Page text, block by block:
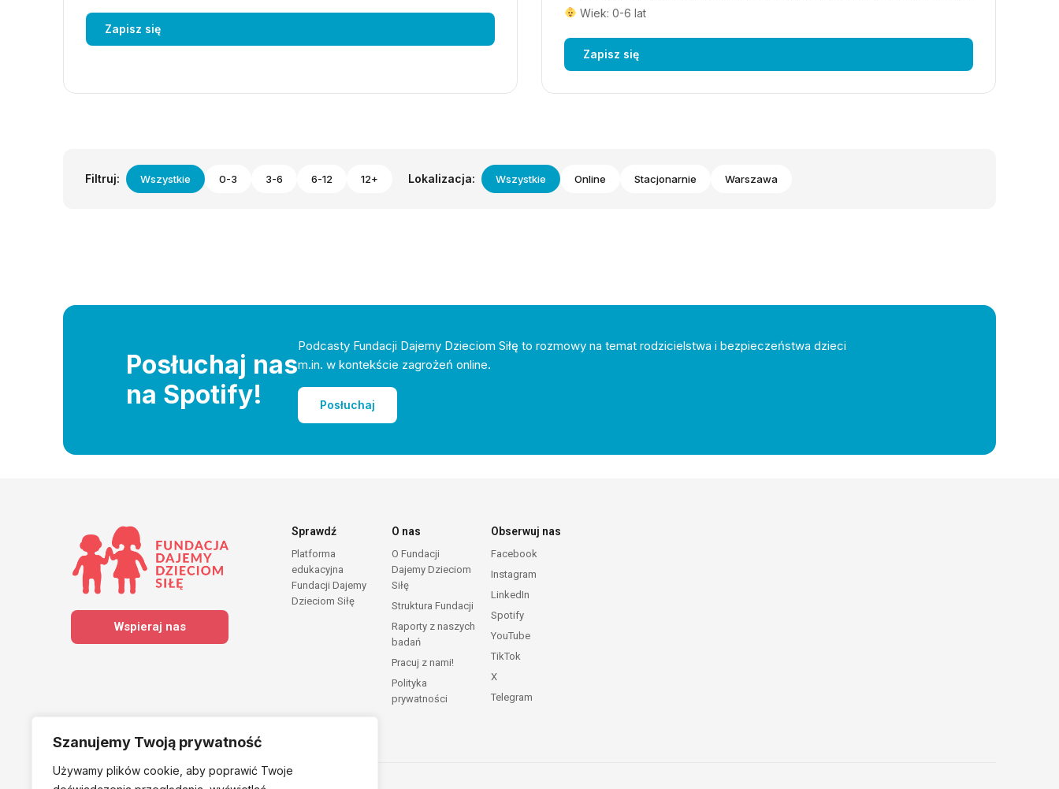
Szanujemy Twoją prywatność
Używamy plików cookie, aby poprawić Twoje
Zapisz się
Wiek: 0-6 lat
Zapisz się
Filtruj: Wszystkie 0-3 3-6 6-12 12+ Lokalizacja: Wszystkie Online Stacjonarnie Warszawa
Posłuchaj nas
na Spotify!
Podcasty Fundacji Dajemy Dzieciom Siłę to rozmowy na temat rodzicielstwa i bezpieczeństwa dzieci
m.in. w kontekście zagrożeń online.
Posłuchaj
Wspieraj nas
Sprawdź
Platforma
edukacyjna
Fundacji Dajemy
Dzieciom Siłę
O nas
O Fundacji
Dajemy Dzieciom
Siłę
Struktura Fundacji
Raporty z naszych
badań
Pracuj z nami!
Polityka
prywatności
Obserwuj nas
Facebook
Instagram
LinkedIn
Spotify
YouTube
TikTok
X
Telegram
Należymy do